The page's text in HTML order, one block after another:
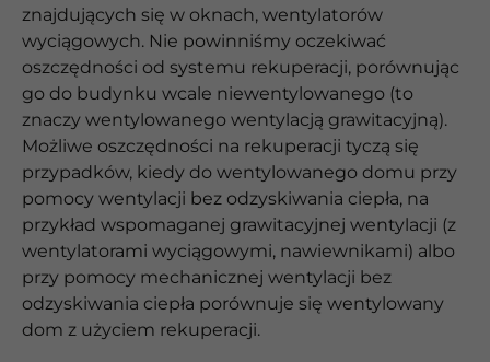
znajdujących się w oknach, wentylatorów
wyciągowych. Nie powinniśmy oczekiwać
oszczędności od systemu rekuperacji, porównując
go do budynku wcale niewentylowanego (to
znaczy wentylowanego wentylacją grawitacyjną).
Możliwe oszczędności na rekuperacji tyczą się
przypadków, kiedy do wentylowanego domu przy
pomocy wentylacji bez odzyskiwania ciepła, na
przykład wspomaganej grawitacyjnej wentylacji (z
wentylatorami wyciągowymi, nawiewnikami) albo
przy pomocy mechanicznej wentylacji bez
odzyskiwania ciepła porównuje się wentylowany
dom z użyciem rekuperacji.